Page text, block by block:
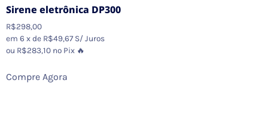
Sirene eletrônica DP300
R$298,00
em 6 x de R$49,67 S/ Juros
ou R$283,10 no Pix 🔥
Compre Agora